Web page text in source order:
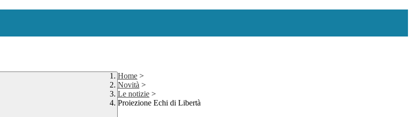
Home >
Novità >
Le notizie >
Proiezione Echi di Libertà